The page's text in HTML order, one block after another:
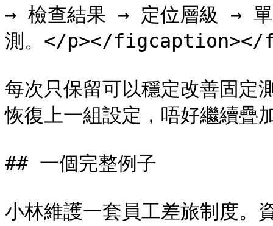
→ 檢查結果 → 定位層級 →
測。</p></
每次只保留可以穩定改善固定
恢復上一組設定，唔好繼續疊
## 一個完整例子
小林維護一套員工差旅制度。